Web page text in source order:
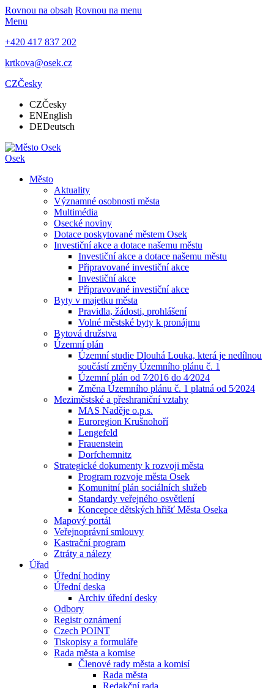
Rovnou na obsah Rovnou na menu
Menu
+420 417 837 202
krtkova@osek.cz
CZČesky
CZČesky
ENEnglish
DEDeutsch
Osek
Město
Aktuality
Významné osobnosti města
Multimédia
Osecké noviny
Dotace poskytované městem Osek
Investiční akce a dotace našemu městu
Investiční akce a dotace našemu městu
Připravované investiční akce
Investiční akce
Připravované investiční akce
Byty v majetku města
Pravidla, žádosti, prohlášení
Volné městské byty k pronájmu
Bytová družstva
Územní plán
Územní studie Dlouhá Louka, která je nedílnou
součástí změny Územního plánu č. 1
Územní plán od 7⁄2016 do 4⁄2024
Změna Územního plánu č. 1 platná od 5⁄2024
Meziměstské a přeshraniční vztahy
MAS Naděje o.p.s.
Euroregion Krušnohoří
Lengefeld
Frauenstein
Dorfchemnitz
Strategické dokumenty k rozvoji města
Program rozvoje města Osek
Komunitní plán sociálních služeb
Standardy veřejného osvětlení
Koncepce dětských hřišť Města Oseka
Mapový portál
Veřejnoprávní smlouvy
Kastrační program
Ztráty a nálezy
Úřad
Úřední hodiny
Úřední deska
Archiv úřední desky
Odbory
Registr oznámení
Czech POINT
Tiskopisy a formuláře
Rada města a komise
Členové rady města a komisí
Rada města
Redakční rada